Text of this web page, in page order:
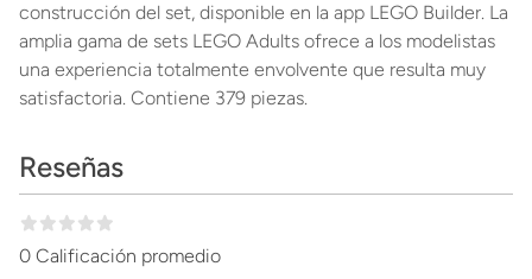
construcción del set, disponible en la app LEGO Builder. La
amplia gama de sets LEGO Adults ofrece a los modelistas
una experiencia totalmente envolvente que resulta muy
satisfactoria. Contiene 379 piezas.
Reseñas
0 Calificación promedio